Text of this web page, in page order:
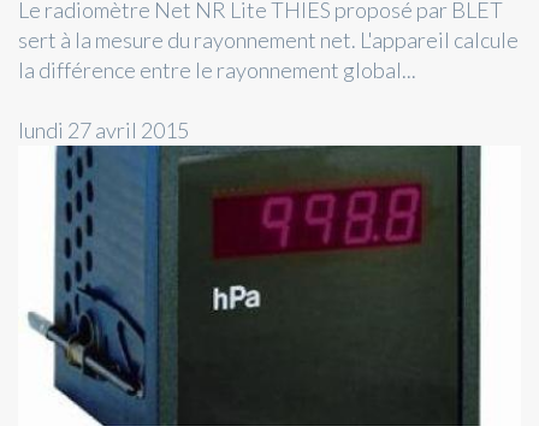
Le radiomètre Net NR Lite THIES proposé par BLET
sert à la mesure du rayonnement net. L'appareil calcule
la différence entre le rayonnement global...
lundi 27 avril 2015